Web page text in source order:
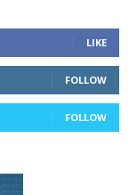
LIKE
FOLLOW
FOLLOW